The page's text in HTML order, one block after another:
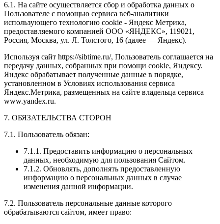
6.1. На сайте осуществляется сбор и обработка данных о
Пользователе с помощью сервиса веб-аналитики
использующего технологию cookie - Яндекс Метрика,
предоставляемого компанией ООО «ЯНДЕКС», 119021,
Россия, Москва, ул. Л. Толстого, 16 (далее — Яндекс).
Используя сайт https://sibtime.ru/, Пользователь соглашается на
передачу данных, собранных при помощи cookie, Яндексу.
Яндекс обрабатывает полученные данные в порядке,
установленном в Условиях использования сервиса
Яндекс.Метрика, размещенных на сайте владельца сервиса
www.yandex.ru.
7. ОБЯЗАТЕЛЬСТВА СТОРОН
7.1. Пользователь обязан:
7.1.1. Предоставить информацию о персональных
данных, необходимую для пользования Сайтом.
7.1.2. Обновлять, дополнять предоставленную
информацию о персональных данных в случае
изменения данной информации.
7.2. Пользователь персональные данные которого
обрабатываются сайтом, имеет право: